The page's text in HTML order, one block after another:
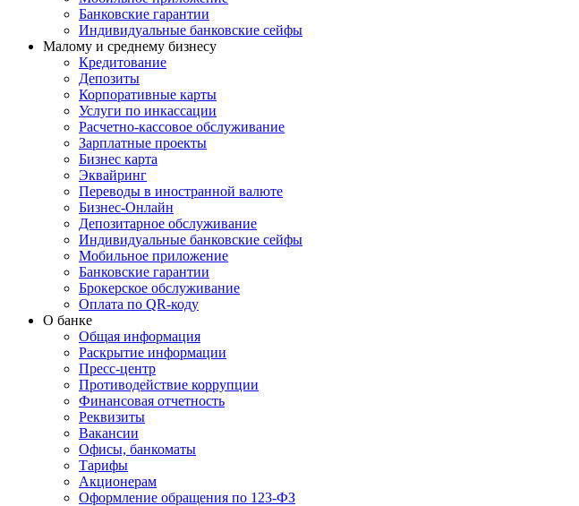
Банковские гарантии
Индивидуальные банковские сейфы
Малому и среднему бизнесу
Кредитование
Депозиты
Корпоративные карты
Услуги по инкассации
Расчетно-кассовое обслуживание
Зарплатные проекты
Бизнес карта
Эквайринг
Переводы в иностранной валюте
Бизнес-Онлайн
Депозитарное обслуживание
Индивидуальные банковские сейфы
Мобильное приложение
Банковские гарантии
Брокерское обслуживание
Оплата по QR-коду
О банке
Общая информация
Раскрытие информации
Пресс-центр
Противодействие коррупции
Финансовая отчетность
Реквизиты
Вакансии
Офисы, банкоматы
Тарифы
Акционерам
Оформление обращения по 123-ФЗ